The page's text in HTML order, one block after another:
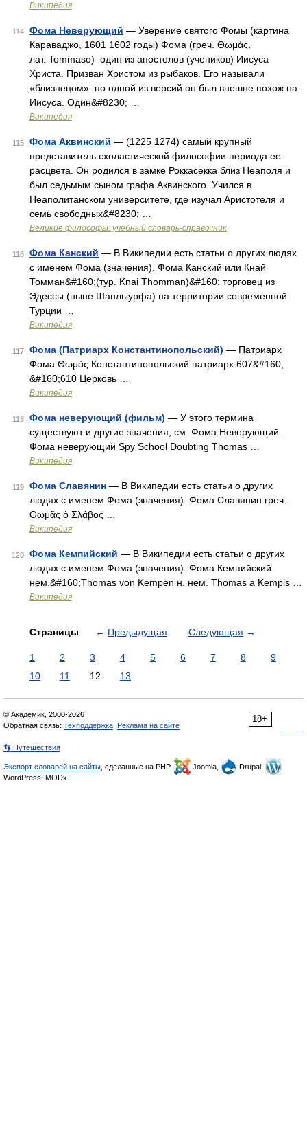
Википедия
114 Фома Неверующий — Уверение святого Фомы (картина
Караваджо, 1601 1602 годы) Фома (греч. Θωμάς,
лат. Tommaso) один из апостолов (учеников) Иисуса
Христа. Призван Христом из рыбаков. Его называли
«близнецом»: по одной из версий он был внешне похож на
Иисуса. Один&#8230; …
Википедия
115 Фома Аквинский — (1225 1274) самый крупный
представитель схоластической философии периода ее
расцвета. Он родился в замке Роккасекка близ Неаполя и
был седьмым сыном графа Аквинского. Учился в
Неаполитанском университете, где изучал Аристотеля и
семь свободных&#8230; …
Великие философы: учебный словарь-справочник
116 Фома Канский — В Википедии есть статьи о других людях
с именем Фома (значения). Фома Канский или Кнай
Томман&#160;(тур. Knai Thomman)&#160; торговец из
Эдессы (ныне Шанлыурфа) на территории современной
Турции …
Википедия
117 Фома (Патриарх Константинопольский) — Патриарх
Фома Θωμάς Константинопольский патриарх 607&#160;
&#160;610 Церковь …
Википедия
118 Фома неверующий (фильм) — У этого термина
существуют и другие значения, см. Фома Неверующий.
Фома неверующий Spy School Doubting Thomas …
Википедия
119 Фома Славянин — В Википедии есть статьи о других
людях с именем Фома (значения). Фома Славянин греч.
Θωμᾶς ὁ Σλάβος …
Википедия
120 Фома Кемпийский — В Википедии есть статьи о других
людях с именем Фома (значения). Фома Кемпийский
нем.&#160;Thomas von Kempen н. нем. Thomas a Kempis …
Википедия
Страницы ← Предыдущая Следующая →
1 2 3 4 5 6 7 8
9
10
11 12 13
18+
© Академик, 2000-2026
Обратная связь: Техподдержка Реклама на сайте
👣 Путешествия
Экспорт словарей на сайты , сделанные на PHP, Joomla,
Drupal,
WordPress, MODx.